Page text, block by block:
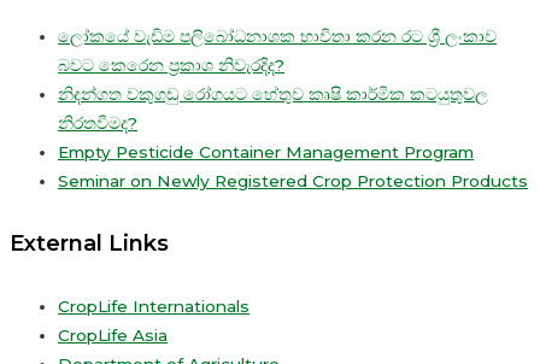
ලෝකයේ වැඩිම පලිබෝධනාශක භාවිතා කරන රට ශ්‍රී ලංකාව
බවට කෙරෙන ප්‍රකාශ නිවැරදිද?
නිදන්ගත වකුගඩු රෝගයට හේතුව කෘෂි කාර්මික කටයුතුවල
නිරතවීමද?
Empty Pesticide Container Management Program
Seminar on Newly Registered Crop Protection Products
External Links
CropLife Internationals
CropLife Asia